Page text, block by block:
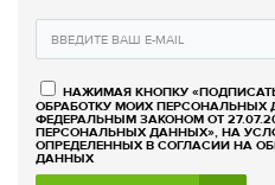
НАЖИМАЯ КНОПКУ
ОБРАБОТКУ МОИХ ПЕРСОНАЛЬНЫХ
ФЕДЕРАЛЬНЫМ ЗАКОНОМ ОТ
ПЕРСОНАЛЬНЫХ ДАННЫХ», НА
ОПРЕДЕЛЕННЫХ В СОГЛАСИИ НА
ДАННЫХ